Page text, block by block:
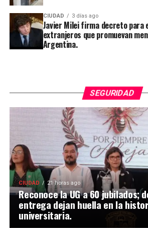
CIUDAD 3 días ago
Javier Milei firma decreto para
extranjeros que promuevan
Argentina.
SEGURIDAD
CIUDAD 21 horas ago
Reconoce la UG a 60 jubilados;
entrega dejan huella en la
universitaria.